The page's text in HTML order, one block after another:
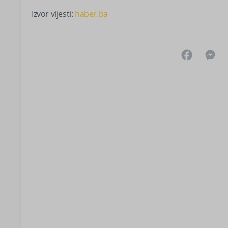
Izvor vijesti: haber.ba